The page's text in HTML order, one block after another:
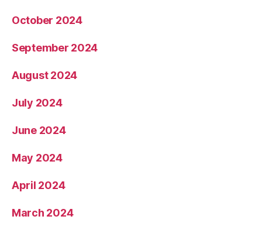
October 2024
September 2024
August 2024
July 2024
June 2024
May 2024
April 2024
March 2024